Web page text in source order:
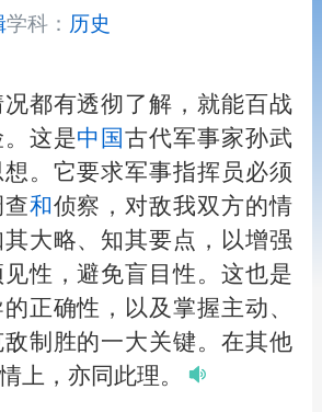
学科： 历史
都有透彻了解，就能百战
这是中国古代军事家孙武
。它要求军事指挥员必须
和侦察，对敌我双方的情
大略、知其要点，以增强
性，避免盲目性。这也是
正确性，以及掌握主动、
制胜的一大关键。在其他
上，亦同此理。